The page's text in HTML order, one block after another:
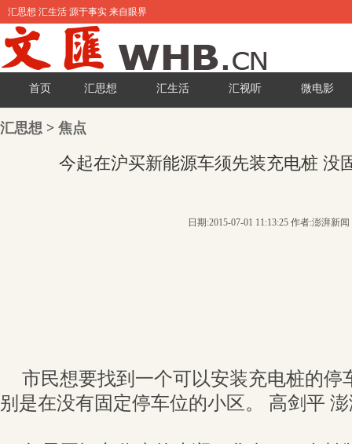
汇思想 汇生活 源于事实 来自眼界
首页 汇思想 汇生活 汇视听 微电影
汇思想 > 焦点
今起在沪买新能源车须先装充电桩 没
日期:2015-07-01 11:13:25 作者:澎湃新闻
市民想要找到一个可以安装充电桩的停
别是在没有固定停车位的小区。 高剑平